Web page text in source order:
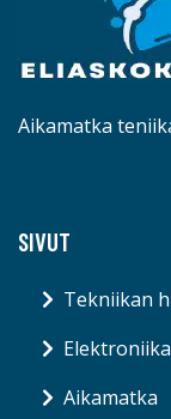
Aikamatka
SIVUT
Tekniikan
Aikamatka